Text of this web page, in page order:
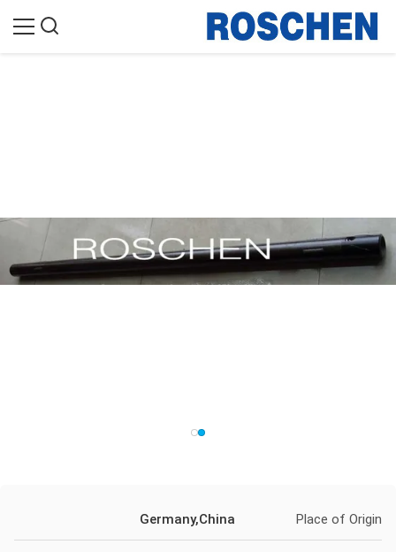
Place of Origin
Germany,China